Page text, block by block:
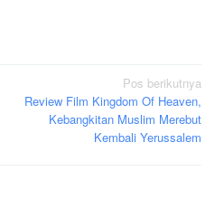
Pos berikutnya
Review Film Kingdom Of Heaven,
Kebangkitan Muslim Merebut
Kembali Yerussalem